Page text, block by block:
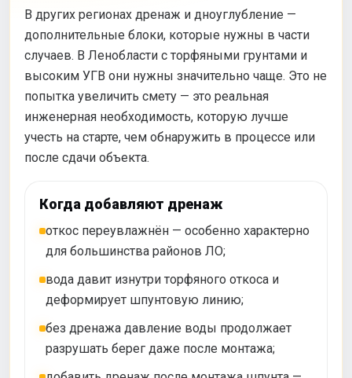
В других регионах дренаж и дноуглубление —
дополнительные блоки, которые нужны в части
случаев. В Ленобласти с торфяными грунтами и
высоким УГВ они нужны значительно чаще. Это не
попытка увеличить смету — это реальная
инженерная необходимость, которую лучше
учесть на старте, чем обнаружить в процессе или
после сдачи объекта.
Когда добавляют дренаж
откос переувлажнён — особенно характерно
для большинства районов ЛО;
вода давит изнутри торфяного откоса и
деформирует шпунтовую линию;
без дренажа давление воды продолжает
разрушать берег даже после монтажа;